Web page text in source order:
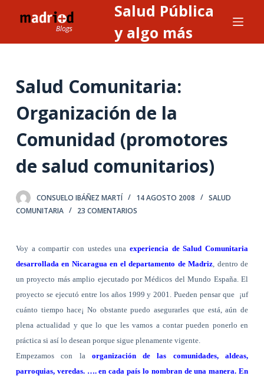
l
n
e
n
d
Salud Pública
y algo más
Salud Comunitaria:
Organización de la
Comunidad (promotores
de salud comunitarios)
CONSUELO IBÁÑEZ MARTÍ 14 AGOSTO 2008
SALUD
COMUNITARIA
23 COMENTARIOS
Voy a compartir con ustedes unaexperiencia de Salud Comunitaria
desarrollada en Nicaragua en el departamento de Madriz, dentro de
un proyecto más amplio ejecutado por Médicos del Mundo España. El
proyecto se ejecutó entre los años 1999 y 2001. Pueden pensar que ¡uf
cuánto tiempo hace¡ No obstante puedo asegurarles que está, aún de
plena actualidad y que lo que les vamos a contar pueden ponerlo en
práctica si así lo desean porque sigue plenamente vigente.
Empezamos con la organización de las comunidades, aldeas,
parroquias, veredas. …. en cada país lo nombran de una manera. En